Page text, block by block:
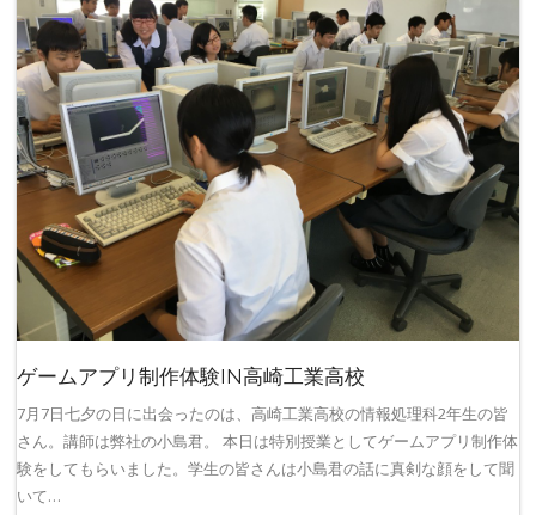
ゲームアプリ制作体験IN高崎工業高校
7月7日七夕の日に出会ったのは、高崎工業高校の情報処理科2年生の皆
さん。講師は弊社の小島君。 本日は特別授業としてゲームアプリ制作体
験をしてもらいました。学生の皆さんは小島君の話に真剣な顔をして聞
いて…